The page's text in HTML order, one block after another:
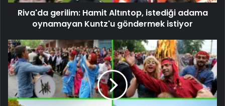
Riva'da gerilim: Hamit Altıntop, istediği adama
oynamayan Kuntz'u göndermek istiyor